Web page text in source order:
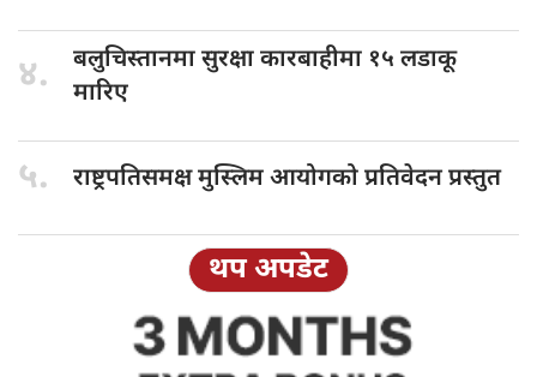
४. बलुचिस्तानमा सुरक्षाकारबाहीमा १५ लडाकू
मारिए
५. राष्ट्रपतिसमक्ष मुस्लिमआयोगको प्रतिवेदन प्रस्तुत
थप अपडेट